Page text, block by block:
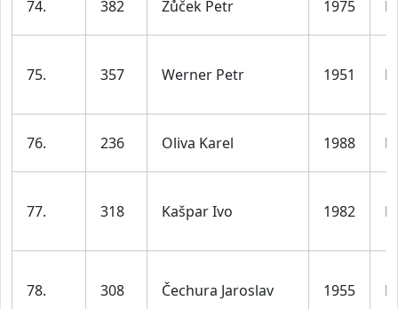
74. 382 Žůček Petr 1975 M
75. 357 Werner Petr 1951 M
76. 236 Oliva Karel 1988 M
77. 318 Kašpar Ivo 1982 M
78. 308 Čechura Jaroslav 1955 M